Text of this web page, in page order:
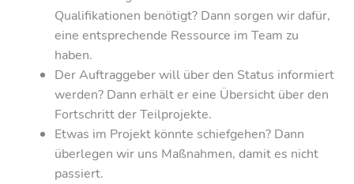
Qualifikationen benötigt? Dann sorgen wir dafür,
eine entsprechende Ressource im Team zu
haben.
Der Auftraggeber will über den Status informiert
werden? Dann erhält er eine Übersicht über den
Fortschritt der Teilprojekte.
Etwas im Projekt könnte schiefgehen? Dann
überlegen wir uns Maßnahmen, damit es nicht
passiert.